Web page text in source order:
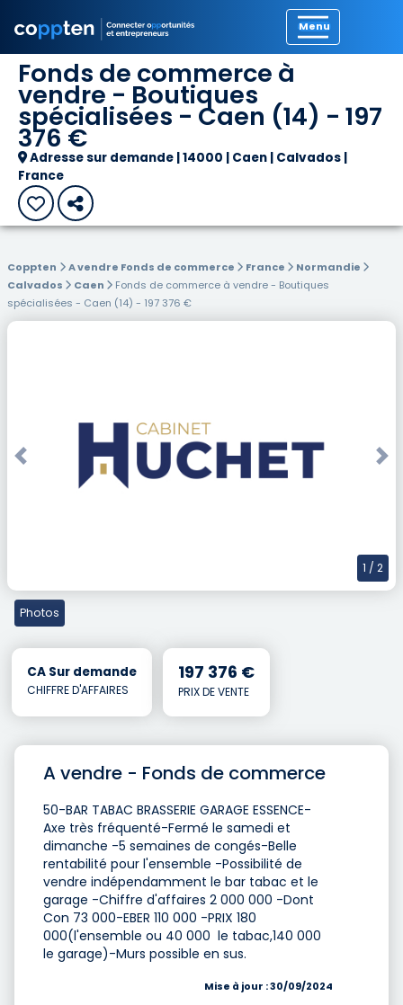
Fonds de commerce à
vendre - Boutiques
spécialisées - Caen (14) - 197
376 €
Adresse sur demande | 14000 | Caen | Calvados |
France
Coppten A vendre Fonds de commerce France
Normandie
Calvados
Caen
Fonds de commerce à vendre - Boutiques
spécialisées - Caen (14) - 197 376 €
Previous
1 / 2
Photos
CA Sur demande
CHIFFRE D'AFFAIRES
197 376 €
PRIX DE VENTE
A vendre - Fonds de commerce
50-BAR TABAC BRASSERIE GARAGE ESSENCE-
Axe très fréquenté-Fermé le samedi et
dimanche -5 semaines de congés-Belle
rentabilité pour l'ensemble -Possibilité de
vendre indépendamment le bar tabac et le
garage -Chiffre d'affaires 2 000 000 -Dont
Con 73 000-EBER 110 000 -PRIX 180
000(l'ensemble ou 40 000  le tabac,140 000
le garage)-Murs possible en sus.
Mise à jour : 30/09/2024